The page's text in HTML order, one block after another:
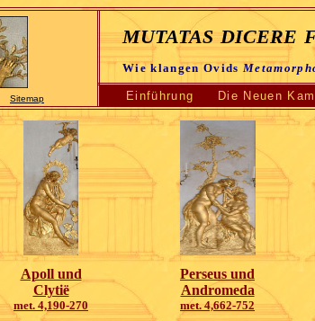
Sitemap
mutatas dicere
Wie klangen Ovids
Einführung Die Neuen
Apoll und
Clytië
met. 4,190-270
Perseus und
Andromeda
met. 4,662-752